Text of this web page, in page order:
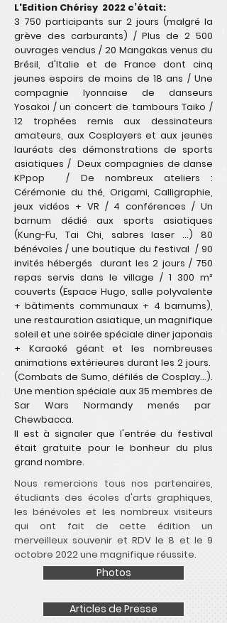
L'Edition Chérisy 2022 c’était:
3 750 participants sur 2 jours (malgré la
grève des carburants) / Plus de 2 500
ouvrages vendus / 20 Mangakas venus du
Brésil, d'Italie et de France dont cinq
jeunes espoirs de moins de 18 ans / Une
compagnie lyonnaise de danseurs
Yosakoi / un concert de tambours Taiko /
12 trophées remis aux dessinateurs
amateurs, aux Cosplayers et aux jeunes
lauréats des démonstrations de sports
asiatiques / Deux compagnies de danse
KPpop / De nombreux ateliers :
Cérémonie du thé, Origami, Calligraphie,
jeux vidéos + VR / 4 conférences / Un
barnum dédié aux sports asiatiques
(Kung-Fu, Tai Chi, sabres laser …) 80
bénévoles / une boutique du festival / 90
invités hébergés durant les 2 jours / 750
repas servis dans le village / 1 300 m²
couverts (Espace Hugo, salle polyvalente
+ bâtiments communaux + 4 barnums),
une restauration asiatique, un magnifique
soleil et une soirée spéciale diner japonais
+ Karaoké géant et les nombreuses
animations extérieures durant les 2 jours.
(Combats de Sumo, défilés de Cosplay…).
Une mention spéciale aux 35 membres de
Sar Wars Normandy menés par
Chewbacca.
Il est à signaler que l'entrée du festival
était gratuite pour le bonheur du plus
grand nombre.
Nous remercions tous nos partenaires,
étudiants des écoles d'arts graphiques,
les bénévoles et les nombreux visiteurs
qui ont fait de cette édition un
merveilleux souvenir et RDV le 8 et le 9
octobre 2022 une magnifique réussite.
Photos
Articles de Presse